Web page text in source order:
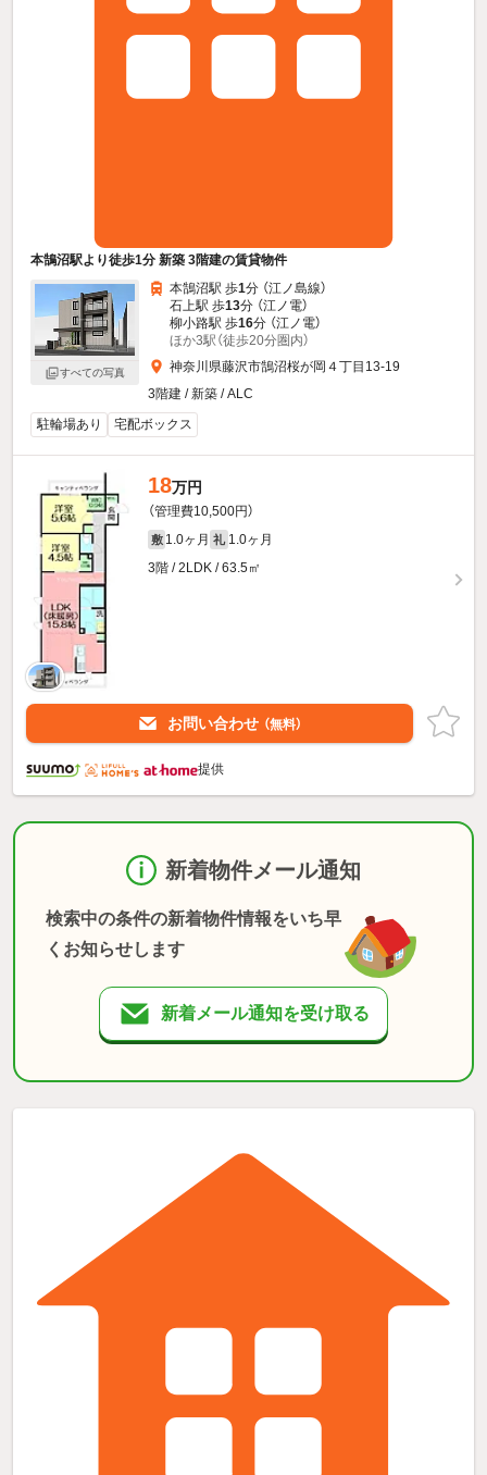
本鵠沼駅より徒歩1分 新築 3階建の賃貸物件
すべての写真
本鵠沼駅 歩1分 （江ノ島線）
石上駅 歩13分 （江ノ電）
柳小路駅 歩16分 （江ノ電）
ほか3駅（徒歩20分圏内）
神奈川県藤沢市鵠沼桜が岡４丁目13-19
3階建 / 新築 / ALC
駐輪場あり
宅配ボックス
18万円
（管理費10,500円）
敷 1.0ヶ月 礼 1.0ヶ月
3階 / 2LDK / 63.5㎡
お問い合わせ （無料）
提供
新着物件メール通知
検索中の条件の新着物件情報をいち早
くお知らせします
新着メール通知を受け取る